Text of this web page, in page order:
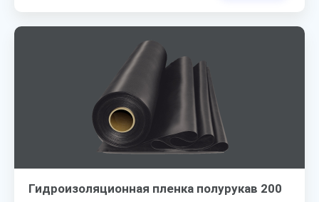
Гидроизоляционная пленка полурукав 200